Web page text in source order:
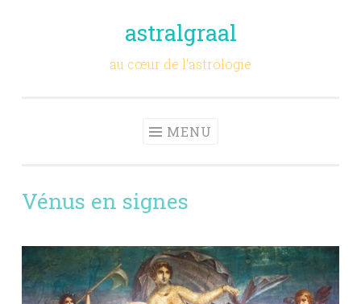
astralgraal
au cœur de l'astrologie
MENU
Vénus en signes